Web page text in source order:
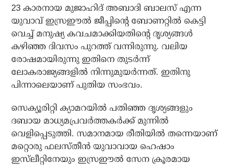
23 കാരനായ മുജാഹിദ് അബാദി ബാലസ് എന്ന
യുവാവ് ഇസ്രഈൽ ജീപ്പിന്റെ ബോണറ്റിൽ കെട്ടി
വെച്ച് മനുഷ്യ കവചമാക്കിയതിന്റെ ദൃശ്യങ്ങൾ
കഴിഞ്ഞ ദിവസം പുറത്ത് വന്നിരുന്നു. വലിയ
രോഷമായിരുന്നു ഇതിനെ തുടർന്ന്
ലോകരാജ്യങ്ങളിൽ നിന്നുമുയർന്നത്. ഇതിനു
പിന്നാലെയാണ് പുതിയ സംഭവം.
സെക്യൂരിറ്റി ക്യാമറയിൽ പതിഞ്ഞ ദൃശ്യങ്ങളും
ദബായ മാധ്യമപ്രവർത്തകർക്ക് മുന്നിൽ
വെളിപ്പെടുത്തി. സമാനമായ രീതിയിൽ തന്നെയാണ്
മറ്റൊരു ഫലസ്തീൻ യുവാവായ ഹെഷാം
ഇസ്‌ലീറ്റിനേയും ഇസ്രഈൽ സേന ക്രൂരമായ